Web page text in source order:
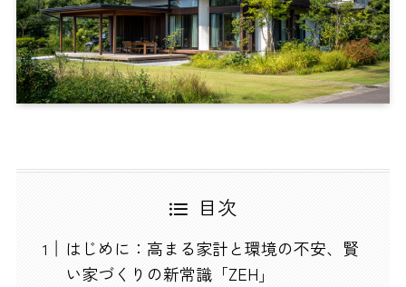
目次
はじめに：高まる家計と環境の不安、賢
い家づくりの新常識「ZEH」